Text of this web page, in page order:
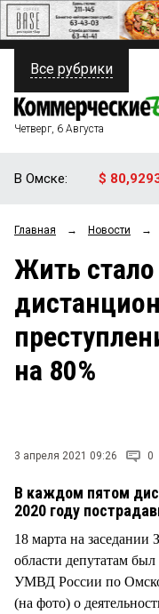
ПОЛИТИКА
ФИНАНСЫ
ОБЩЕСТВО
ЗАКОН
НОВОСТИ КОМПАНИЙ
ПРОИСШЕСТВИЯ
Все рубрики
Четверг, 6 Августа
В Омске: $
Главная → Новости →
Жить
на 80%
3 апреля 2021 09:26 0
В каждом пятом
2020 году
18 марта на заседании
области депутатам был
УМВД России по
(на фото) о